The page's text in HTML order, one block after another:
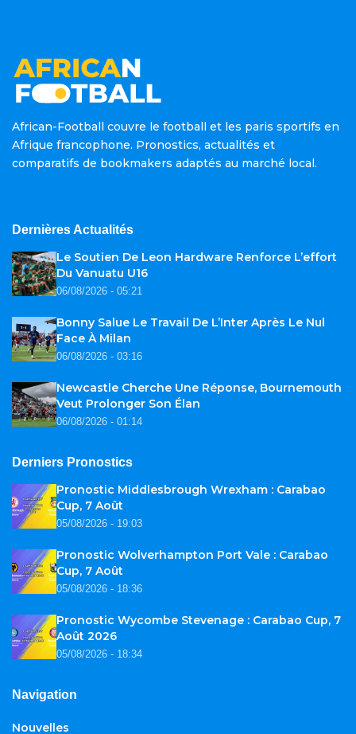
African-Football couvre le football et les paris sportifs en
Afrique francophone. Pronostics, actualités et
comparatifs de bookmakers adaptés au marché local.
Dernières Actualités
Le Soutien De Leon Hardware Renforce L’effort
Du Vanuatu U16
06/08/2026 - 05:21
Bonny Salue Le Travail De L’Inter Après Le Nul
Face À Milan
06/08/2026 - 03:16
Newcastle Cherche Une Réponse, Bournemouth
Veut Prolonger Son Élan
06/08/2026 - 01:14
Derniers Pronostics
Pronostic Middlesbrough Wrexham : Carabao
Cup, 7 Août
05/08/2026 - 19:03
Pronostic Wolverhampton Port Vale : Carabao
Cup, 7 Août
05/08/2026 - 18:36
Pronostic Wycombe Stevenage : Carabao Cup, 7
Août 2026
05/08/2026 - 18:34
Navigation
Nouvelles